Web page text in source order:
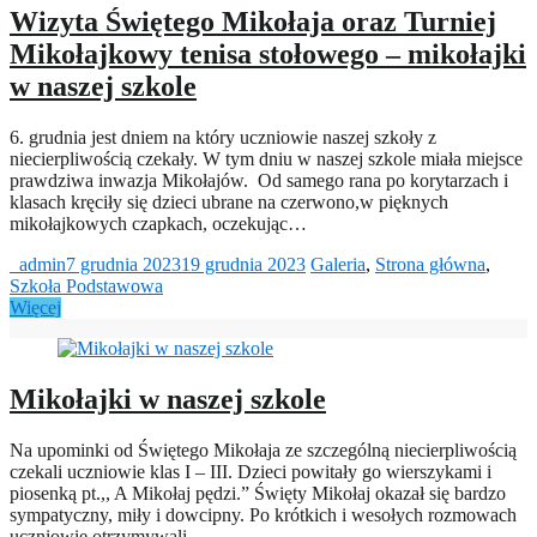
Wizyta Świętego Mikołaja oraz Turniej
Mikołajkowy tenisa stołowego – mikołajki
w naszej szkole
6. grudnia jest dniem na który uczniowie naszej szkoły z
niecierpliwością czekały. W tym dniu w naszej szkole miała miejsce
prawdziwa inwazja Mikołajów. Od samego rana po korytarzach i
klasach kręciły się dzieci ubrane na czerwono,w pięknych
mikołajkowych czapkach, oczekując…
_admin7 grudnia 202319 grudnia 2023 Galeria, Strona główna,
Szkoła Podstawowa
Więcej
Mikołajki w naszej szkole
Na upominki od Świętego Mikołaja ze szczególną niecierpliwością
czekali uczniowie klas I – III. Dzieci powitały go wierszykami i
piosenką pt.,, A Mikołaj pędzi.” Święty Mikołaj okazał się bardzo
sympatyczny, miły i dowcipny. Po krótkich i wesołych rozmowach